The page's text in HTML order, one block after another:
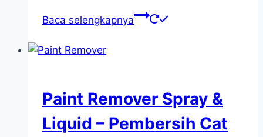
Baca selengkapnya
Paint Remover Spray &
Liquid – Pembersih Cat